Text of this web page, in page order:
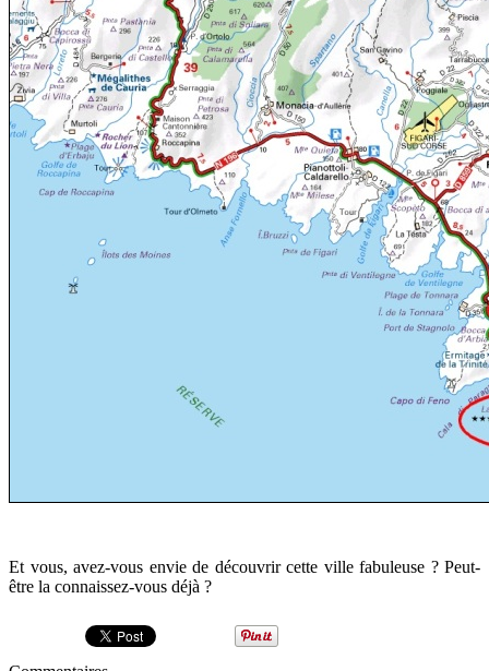
Et vous, avez-vous envie de découvrir cette ville fabuleuse ? Peut-
être la connaissez-vous déjà ?